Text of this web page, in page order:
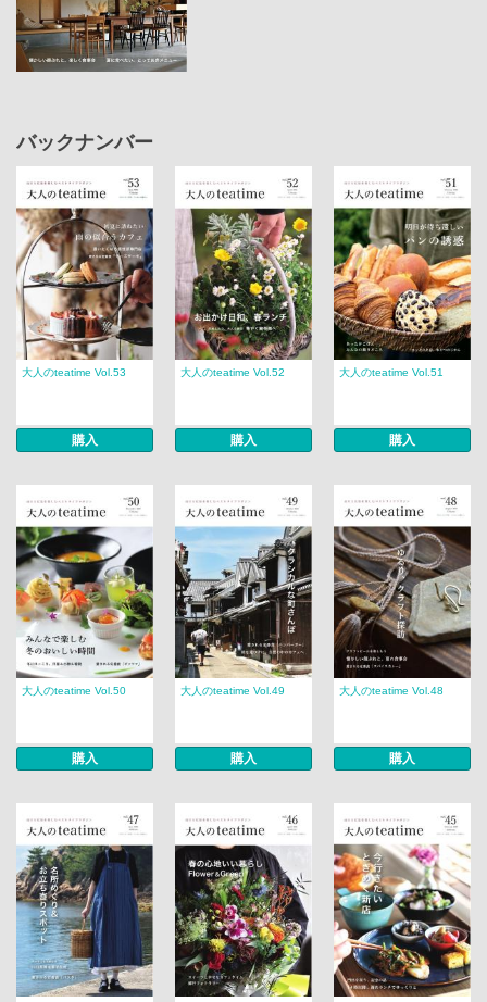
バックナンバー
大人のteatime Vol.53
購入
大人のteatime Vol.52
購入
大人のteatime Vol.51
購入
大人のteatime Vol.50
購入
大人のteatime Vol.49
購入
大人のteatime Vol.48
購入